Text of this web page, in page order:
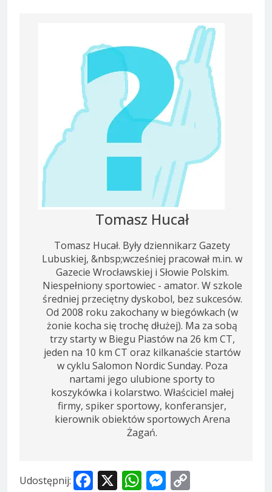
Tomasz Hucał
Tomasz Hucał. Były dziennikarz Gazety
Lubuskiej, &nbsp;wcześniej pracował m.in. w
Gazecie Wrocławskiej i Słowie Polskim.
Niespełniony sportowiec - amator. W szkole
średniej przeciętny dyskobol, bez sukcesów.
Od 2008 roku zakochany w biegówkach (w
żonie kocha się trochę dłużej). Ma za sobą
trzy starty w Biegu Piastów na 26 km CT,
jeden na 10 km CT oraz kilkanaście startów
w cyklu Salomon Nordic Sunday. Poza
nartami jego ulubione sporty to
koszykówka i kolarstwo. Właściciel małej
firmy, spiker sportowy, konferansjer,
kierownik obiektów sportowych Arena
Żagań.
Udostępnij: Facebook
X WhatsApp
Messenger